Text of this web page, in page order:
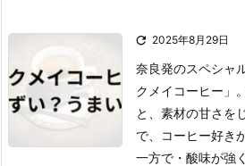
 2025年8月29日
奈良発のスペシャ
クメイコーヒー」。
と、素材の甘さを
で、コーヒー好き
一方で ・酸味が強